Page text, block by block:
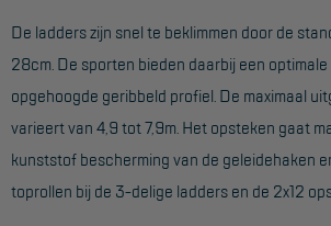
VALBEVEILIGING
Veiligheid sets
Harnas gordels
Verbindingsmiddelen
Anker middelen
De ladders zijn snel te beklimmen door de
28cm. De sporten bieden daarbij een
opgehoogde geribbeld profiel. De maximaal
varieert van 4,9 tot 7,9m. Het opsteken gaat
kunststof bescherming van de geleidehaken
toprollen bij de 3-delige ladders en de 2x12